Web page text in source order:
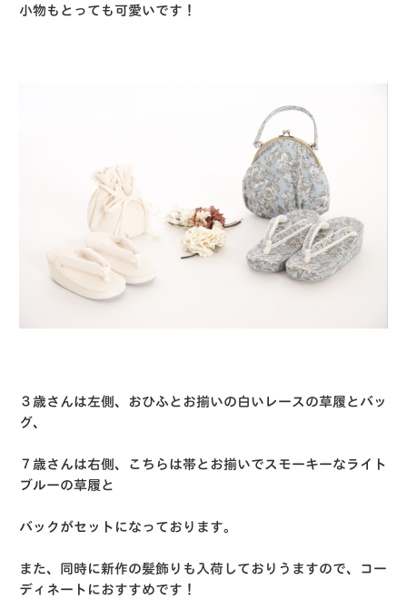
小物もとっても可愛いです！
３歳さんは左側、おひふとお揃いの白いレースの草履とバッ
グ、
７歳さんは右側、こちらは帯とお揃いでスモーキーなライト
ブルーの草履と
バックがセットになっております。
また、同時に新作の髪飾りも入荷しておりうますので、コー
ディネートにおすすめです！